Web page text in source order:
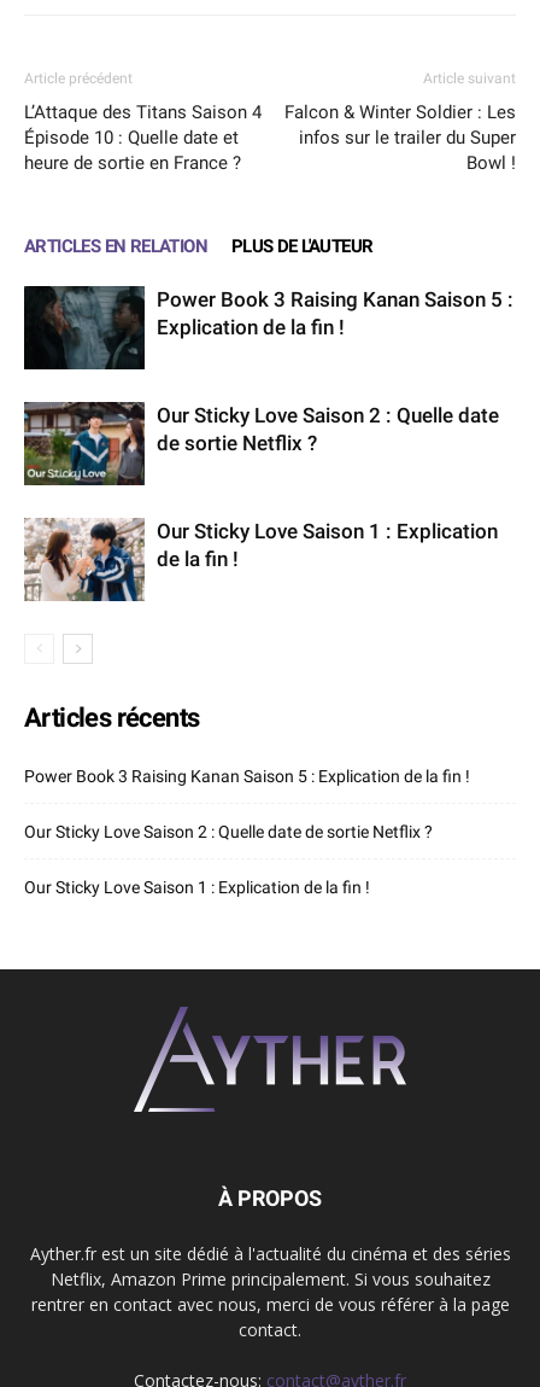
Article précédent
L’Attaque des Titans Saison 4
Épisode 10 : Quelle date et
heure de sortie en France ?
Article suivant
Falcon & Winter Soldier : Les
infos sur le trailer du Super
Bowl !
ARTICLES EN RELATION PLUS DE L'AUTEUR
Power Book 3 Raising Kanan Saison 5 :
Explication de la fin !
Our Sticky Love Saison 2 : Quelle date
de sortie Netflix ?
Our Sticky Love Saison 1 : Explication
de la fin !
Articles récents
Power Book 3 Raising Kanan Saison 5 : Explication de la fin !
Our Sticky Love Saison 2 : Quelle date de sortie Netflix ?
Our Sticky Love Saison 1 : Explication de la fin !
À PROPOS
Ayther.fr est un site dédié à l'actualité du cinéma et des séries
Netflix, Amazon Prime principalement. Si vous souhaitez
rentrer en contact avec nous, merci de vous référer à la page
contact.
Contactez-nous: contact@ayther.fr